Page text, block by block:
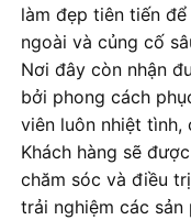
làm đẹp tiên tiến
ngoài và củng cố
Nơi đây còn nhận
bởi phong cách
viên luôn nhiệt tình,
Khách hàng sẽ
chăm sóc và điều
trải nghiệm các sản